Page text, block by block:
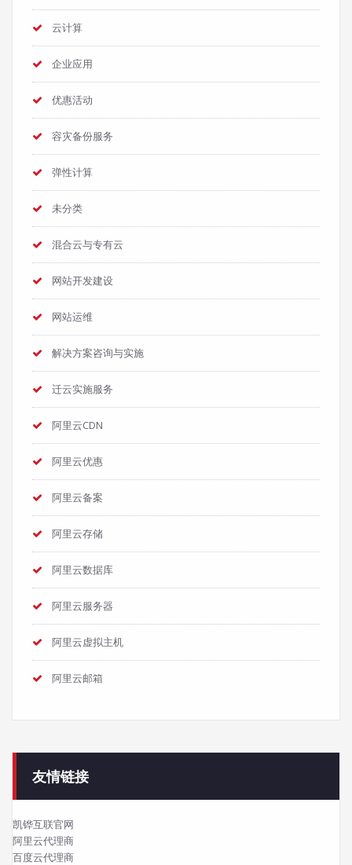
云计算
企业应用
优惠活动
容灾备份服务
弹性计算
未分类
混合云与专有云
网站开发建设
网站运维
解决方案咨询与实施
迁云实施服务
阿里云CDN
阿里云优惠
阿里云备案
阿里云存储
阿里云数据库
阿里云服务器
阿里云虚拟主机
阿里云邮箱
友情链接
凯铧互联官网
阿里云代理商
百度云代理商